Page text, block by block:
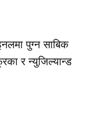
पुग्न साबिक
र न्युजिल्यान्ड